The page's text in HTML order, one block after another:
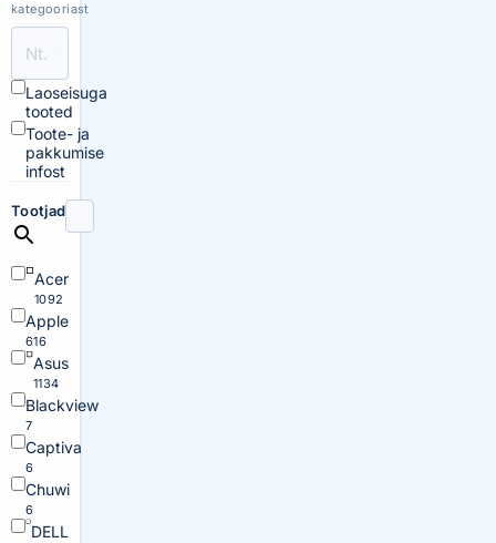
kategooriast
Laoseisuga
tooted
Toote- ja
pakkumise
infost
Tootjad
Acer
1092
Apple
616
Asus
1134
Blackview
7
Captiva
6
Chuwi
6
DELL